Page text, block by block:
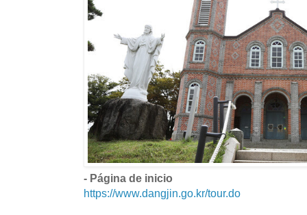
- Página de inicio
https://www.dangjin.go.kr/tour.do